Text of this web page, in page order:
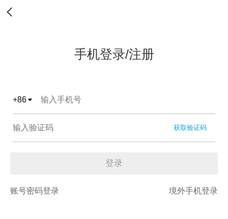
手机登录/注册
+86
获取验证码
登录
账号密码登录 境外手机登录